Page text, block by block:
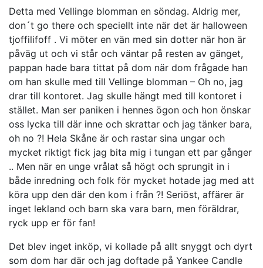
Detta med Vellinge blomman en söndag. Aldrig mer,
don´t go there och speciellt inte när det är halloween
tjoffilifoff . Vi möter en vän med sin dotter när hon är
påväg ut och vi står och väntar på resten av gänget,
pappan hade bara tittat på dom när dom frågade han
om han skulle med till Vellinge blomman – Oh no, jag
drar till kontoret. Jag skulle hängt med till kontoret i
stället. Man ser paniken i hennes ögon och hon önskar
oss lycka till där inne och skrattar och jag tänker bara,
oh no ?! Hela Skåne är och rastar sina ungar och
mycket riktigt fick jag bita mig i tungan ett par gånger
.. Men när en unge vrålat så högt och sprungit in i
både inredning och folk för mycket hotade jag med att
köra upp den där den kom i från ?! Seriöst, affärer är
inget lekland och barn ska vara barn, men föräldrar,
ryck upp er för fan!
Det blev inget inköp, vi kollade på allt snyggt och dyrt
som dom har där och jag doftade på Yankee Candle